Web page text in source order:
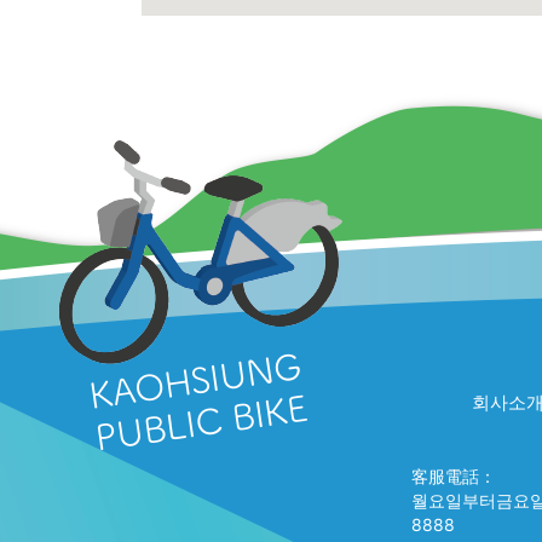
회사소
客服電話：
월요일부터금요
8888